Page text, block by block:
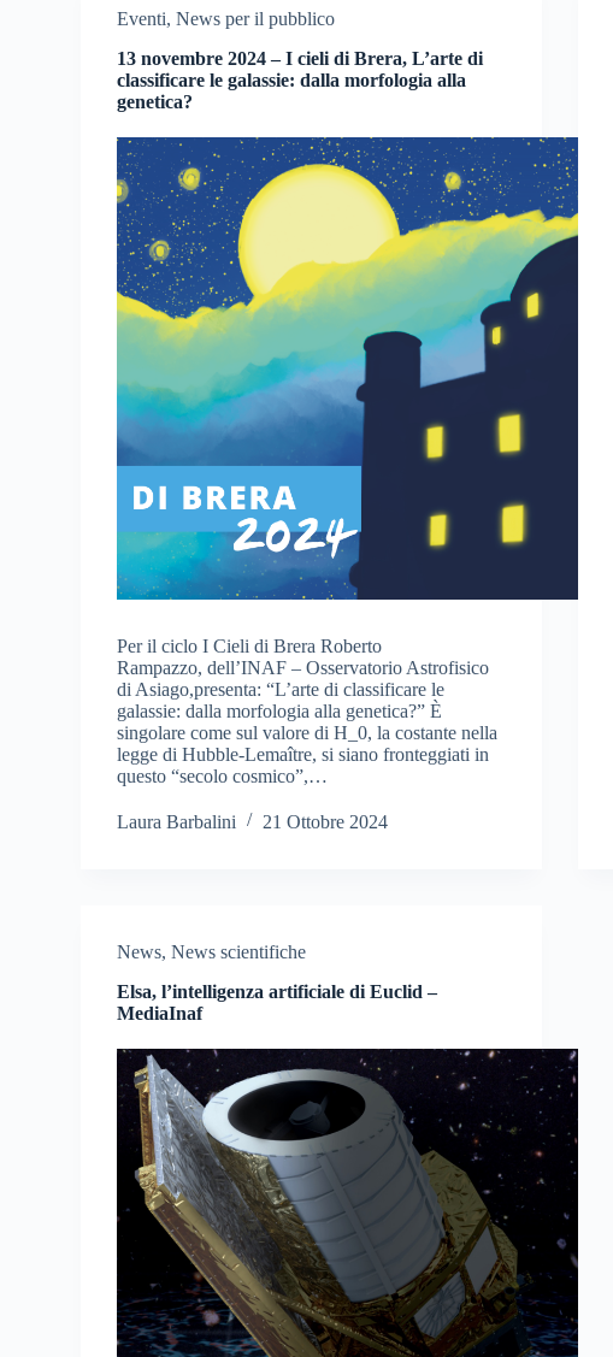
Eventi,News per il pubblico
13 novembre 2024 – I cieli di Brera, L’arte di
classificare le galassie: dalla morfologia alla
genetica?
Per il ciclo I Cieli di Brera Roberto
Rampazzo, dell’INAF – Osservatorio Astrofisico
di Asiago,presenta: “L’arte di classificare le
galassie: dalla morfologia alla genetica?” È
singolare come sul valore di H_0, la costante nella
legge di Hubble-Lemaître, si siano fronteggiati in
questo “secolo cosmico”,…
Laura Barbalini 21 Ottobre 2024
News,News scientifiche
Elsa, l’intelligenza artificiale di Euclid –
MediaInaf